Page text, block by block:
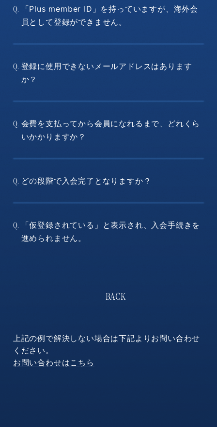
Q.
「Plus member ID」を持っていますが、海外会
員として登録ができません。
Q. 登録に使用できないメールアドレスはあります
か？
Q. 会費を支払ってから会員になれるまで、どれくら
いかかりますか？
Q. どの段階で入会完了となりますか？
Q.
「仮登録されている」と表示され、入会手続きを
進められません。
上記の例で解決しない場合は下記よりお問い合わせ
ください。
お問い合わせはこちら